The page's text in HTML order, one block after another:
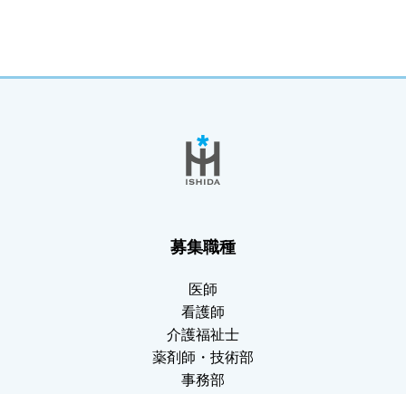
募集職種
医師
看護師
介護福祉士
薬剤師・技術部
事務部